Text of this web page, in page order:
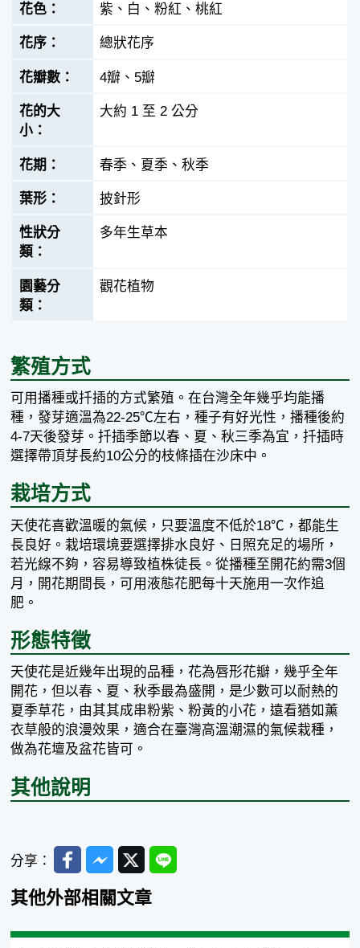
紫、白、粉紅、桃紅
總狀花序
4瓣、5瓣
大約 1 至 2 公分
春季、夏季、秋季
披針形
多年生草本
觀花植物
繁殖方式
可用播種或扦插的方式繁殖。在台灣全年幾乎均能播
種，發芽適溫為22-25℃左右，種子有好光性，播種後約
4-7天後發芽。扦插季節以春、夏、秋三季為宜，扦插時
選擇帶頂芽長約10公分的枝條插在沙床中。
栽培方式
天使花喜歡溫暖的氣候，只要溫度不低於18℃，都能生
長良好。栽培環境要選擇排水良好、日照充足的場所，
若光線不夠，容易導致植株徒長。從播種至開花約需3個
月，開花期間長，可用液態花肥每十天施用一次作追
肥。
形態特徵
天使花是近幾年出現的品種，花為唇形花瓣，幾乎全年
開花，但以春、夏、秋季最為盛開，是少數可以耐熱的
夏季草花，由其其成串粉紫、粉黃的小花，遠看猶如薰
衣草般的浪漫效果，適合在臺灣高溫潮濕的氣候栽種，
做為花壇及盆花皆可。
其他說明
分享： FacebookMessenger
TwitterLine
其他外部相關文章